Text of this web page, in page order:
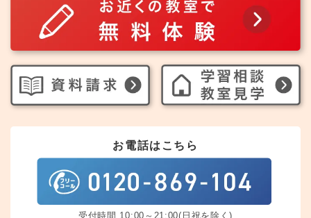
お電話はこちら
受付時間 10:00～21:00(日祝を除く)